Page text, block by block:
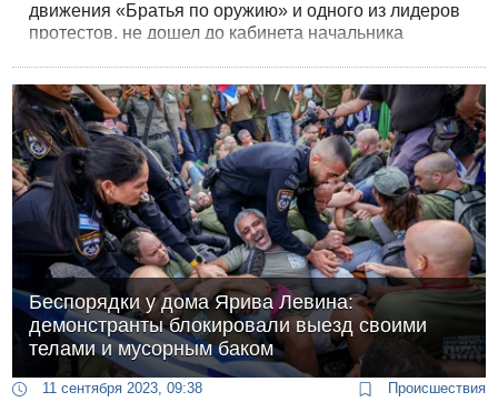
движения «Братья по оружию» и одного из лидеров
протестов, не дошел до кабинета начальника
высшим должностным лицам, ответственным за
процессы отстранения от службы.
Беспорядки у дома Ярива Левина:
демонстранты блокировали выезд своими
телами и мусорным баком
11 сентября 2023, 09:38 Происшествия